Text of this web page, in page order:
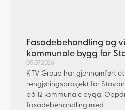
Fasadebehandling og
kommunale bygg for
09.07.2026
KTV Group har gjennomført
rengjøringsprosjekt for
på 12 kommunale bygg.
fasadebehandling med